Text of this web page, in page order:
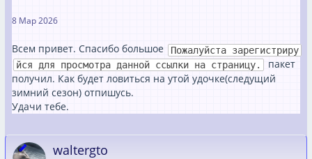
8 Мар 2026
Всем привет. Спасибо большое
Пожалуйста зарегистриру
йся для просмотра данной ссылки на страницу.
пакет
получил. Как будет ловиться на утой удочке(следущий
зимний сезон) отпишусь.
Удачи тебе.
waltergto